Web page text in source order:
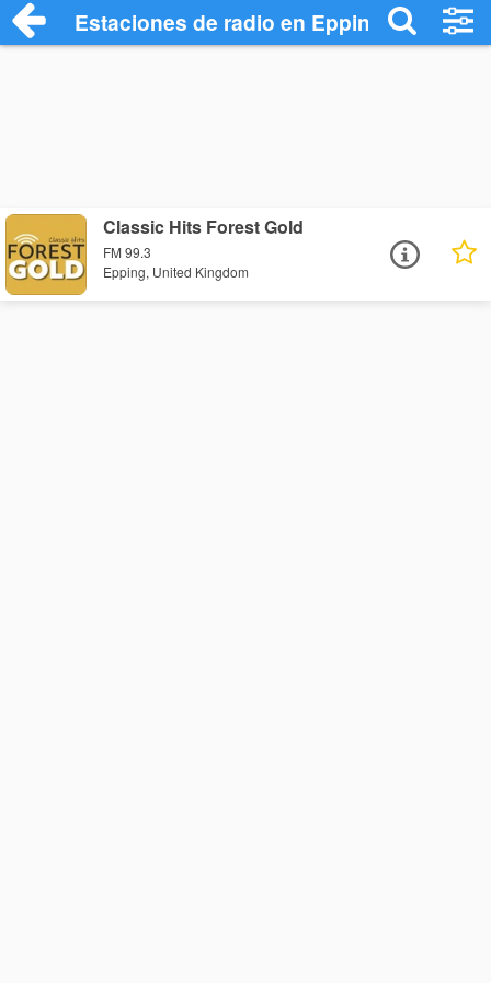
Estaciones de radio en Epping -
Classic Hits Forest Gold
FM 99.3
Epping, United Kingdom